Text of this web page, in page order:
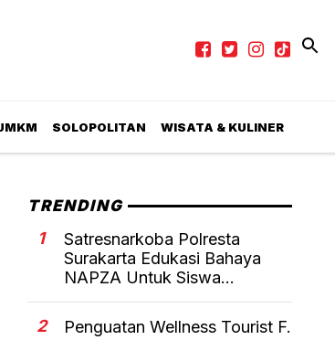
SOLOPOLITAN WISATA & KULINER
TRENDING
1
Satresnarkoba Polresta
Surakarta Edukasi Bahaya
NAPZA Untuk Siswa...
2
Penguatan Wellness Tourist F.